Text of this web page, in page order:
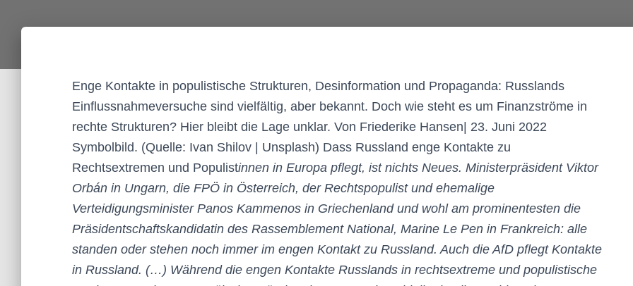
Enge Kontakte in populistische Strukturen, Desinformation und Propaganda: Russlands
Einflussnahmeversuche sind vielfältig, aber bekannt. Doch wie steht es um Finanzströme in
rechte Strukturen? Hier bleibt die Lage unklar. Von Friederike Hansen| 23. Juni 2022
Symbolbild. (Quelle: Ivan Shilov | Unsplash) Dass Russland enge Kontakte zu
Rechtsextremen und Populistinnen in Europa pflegt, ist nichts Neues. Ministerpräsident Viktor
Orbán in Ungarn, die FPÖ in Österreich, der Rechtspopulist und ehemalige
Verteidigungsminister Panos Kammenos in Griechenland und wohl am prominentesten die
Präsidentschaftskandidatin des Rassemblement National, Marine Le Pen in Frankreich: alle
standen oder stehen noch immer im engen Kontakt zu Russland. Auch die AfD pflegt Kontakte
in Russland. (…) Während die engen Kontakte Russlands in rechtsextreme und populistische